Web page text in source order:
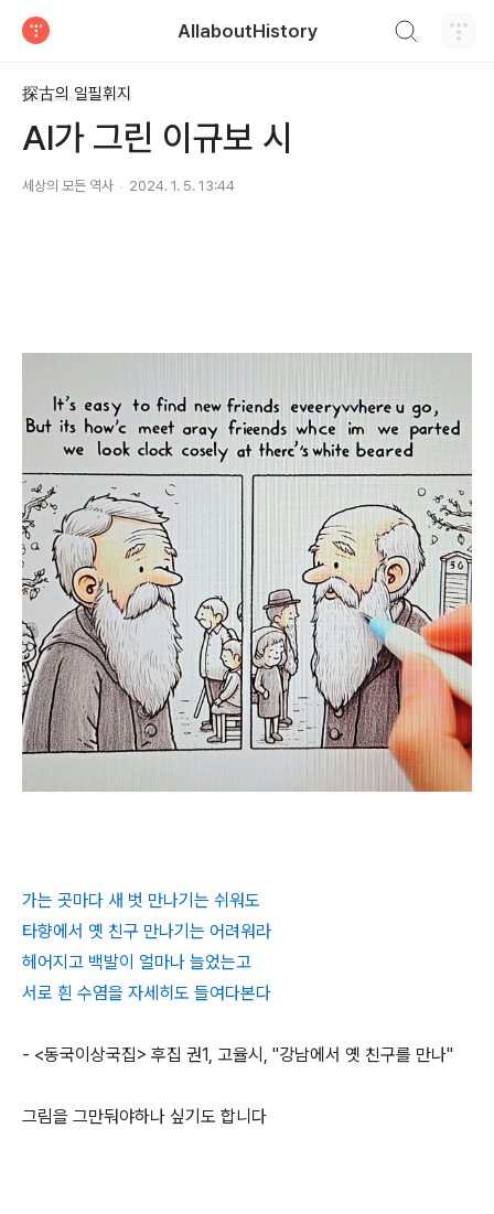
AllaboutHistory
探古의 일필휘지
AI가 그린 이규보 시
세상의 모든 역사 2024. 1. 5. 13:44
가는 곳마다 새 벗 만나기는 쉬워도
타향에서 옛 친구 만나기는 어려워라
헤어지고 백발이 얼마나 늘었는고
서로 흰 수염을 자세히도 들여다본다
- <동국이상국집> 후집 권1, 고율시, "강남에서 옛 친구를 만나"
그림을 그만둬야하나 싶기도 합니다